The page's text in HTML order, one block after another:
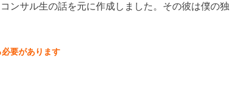
ンサル生の話を元に作成しました。その彼は僕の独
要があります